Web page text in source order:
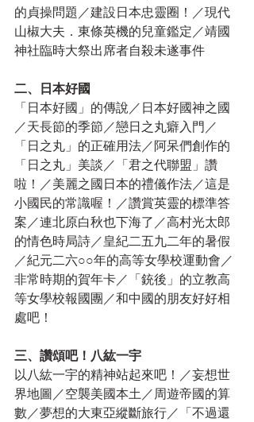
的貞操問題／建設日本忠靈圈！／現代
山椒大夫．東條英機的兒童鑑定／靖國
神社臨時大祭出席者自殺未遂事件
二、日本好國
「日本好國」的傳說／日本好國神之國
／天長節的季節／戀日之丸癖入門／
「日之丸」的正確用法／阿呆們創作的
「日之丸」美談／「君之代聯盟」讚
啦！／美麗之國日本的禮儀作法／這是
小國民的常識喔！／讚賞英靈的標準答
案／連北原白秋也下海了／高村光太郎
的情色時局詩／皇紀二五九二年的暑假
／紀元二六○○年的高等女學校運動會／
非常時期的賀年卡／「銃後」的立教高
等女學校報國團／和中國的朋友好好相
處吧！
三、讚頌吧！八紘一宇
以八紘一宇的精神站起來吧！／妄想世
界地圖／空襲美國本土／周遊帝國的算
數／夢想的大東亞縱斷旅行／「不過還